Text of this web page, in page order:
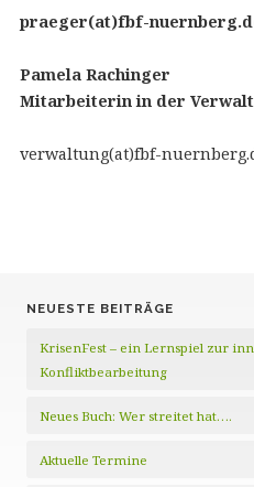
praeger(at)fbf-
Pamela Rachinger
Mitarbeiterin in der
verwaltung(at)fbf-
NEUESTE BEITRÄGE
KrisenFest – ein Lernspiel zur
Konfliktbearbeitung
Neues Buch: Wer streitet hat….
Aktuelle Termine